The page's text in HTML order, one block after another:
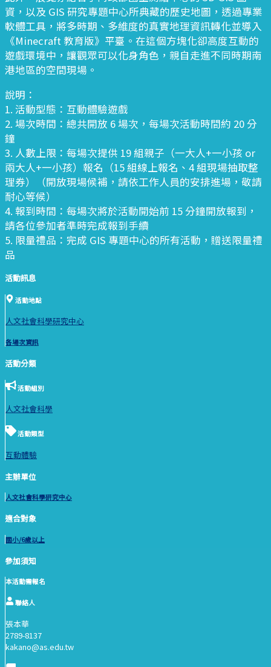
資，以及 GIS 研究專題中心所典藏的歷史地圖，透過專業
軟體工具，將多時期、多維度的真實地理資訊轉化並導入
《Minecraft 教育版》平臺。在這個方塊化卻高度互動的
遊戲環境中，讓觀眾可以化身角色，親自走進不同時期南
港地區的空間現場。
說明：
1. 活動型態：互動體驗遊戲
2. 場次時間：總共開放 6 場次，每場次活動時間約 20 分
鐘
3. 人數上限：每場次提供 19 組親子（一大人+一小孩 or
兩大人+一小孩）報名（15 組線上報名、4 組現場抽取整
理券）（開放現場候補，請依工作人員的安排進場，敬請
耐心等候）
4. 報到時間：每場次將於活動開始前 15 分鐘開放報到，
請各位參加者準時完成報到手續
5. 限量禮品：完成 GIS 專題中心的所有活動，贈送限量禮
品
活動訊息
活動地點
人文社會科學研究中心
各場次資訊
活動分類
活動組別
人文社會科學
活動類型
互動體驗
主辦單位
人文社會科學研究中心
適合對象
國小/6歲以上
參加須知
本活動需報名
聯絡人
張本華
2789-8137
kakano@as.edu.tw